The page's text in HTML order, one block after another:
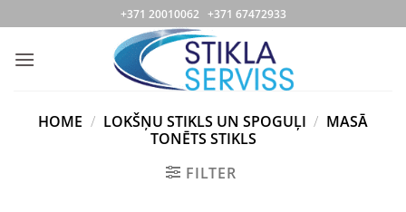
to
content
+371 20010062 +371 67472933
HOME / LOKŠŅU STIKLS UN SPOGUĻI / MASĀ
TONĒTS STIKLS
FILTER